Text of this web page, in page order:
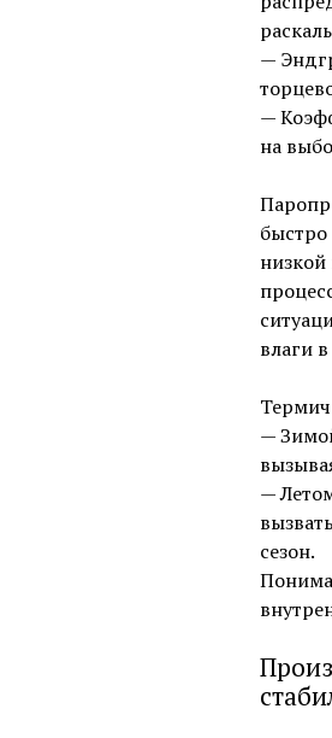
—
—
на
быстро
влаги
—
—
сезон.